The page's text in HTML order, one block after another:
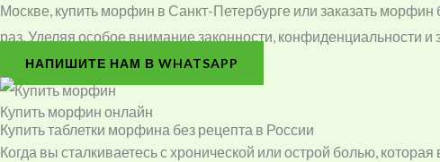
Москве, купить морфин в Санкт-Петербурге или заказать
раз. Уделяя особое внимание законности, конфиденциальности
НАПИШИТЕ НАМ В WHATSAPP
Купить морфин онлайн
Купить таблетки морфина без рецепта в России
Когда вы сталкиваетесь с хронической или острой болью,